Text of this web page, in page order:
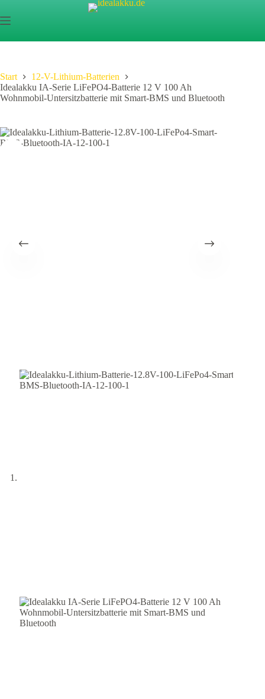
Start
12-V-Lithium-Batterien
Idealakku IA-Serie LiFePO4-Batterie 12 V 100 Ah
Wohnmobil-Untersitzbatterie mit Smart-BMS und Bluetooth